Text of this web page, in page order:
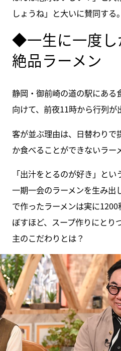
しょうね」と大いに賛同する。
◆一生に一度し
絶品ラーメン
静岡・御前崎の道の駅にある
向けて、前夜11時から行列が
客が並ぶ理由は、日替わりで
か食べることができないラー
「出汁をとるのが好き」と
一期一会のラーメンを生み出
で作ったラーメンは実に
ぼすほど、スープ作りにとり
主のこだわりとは？